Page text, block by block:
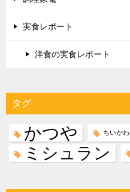
実食レポート
洋食の実食レポート
タグ
かつや ちいかわ
ミシュラン